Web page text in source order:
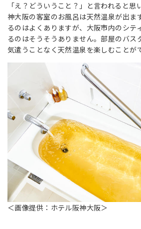
「え？どういうこと？」と言われると
神大阪の客室のお風呂は天然温泉が出ま
るのはよくありますが、大阪市内のシテ
るのはそうそうありません。部屋のバス
気遣うことなく天然温泉を楽しむことが
＜画像提供：ホテル阪神大阪＞